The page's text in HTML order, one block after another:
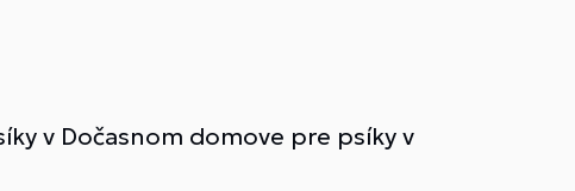
v Dočasnom domove pre psíky v